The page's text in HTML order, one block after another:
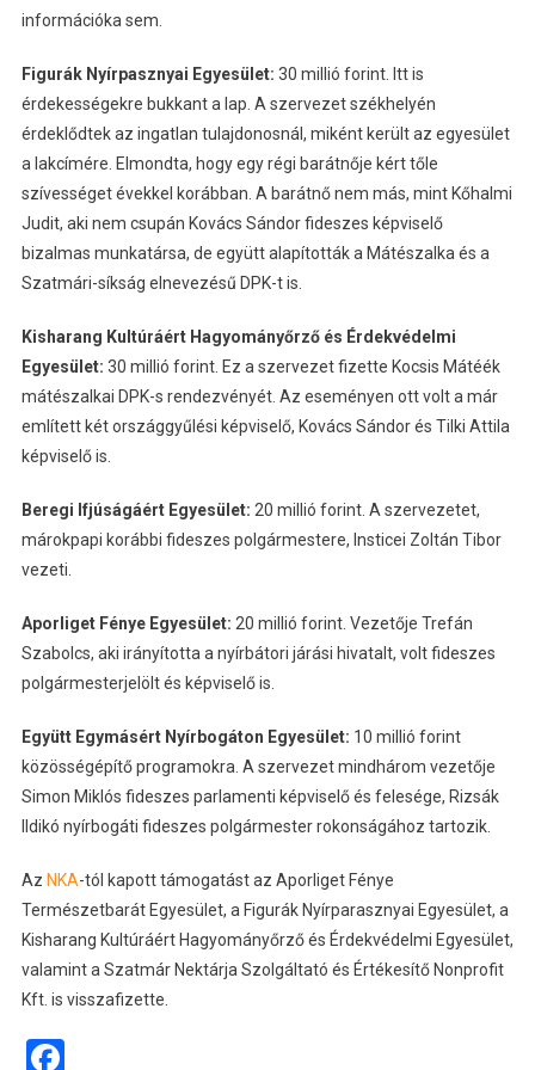
információka sem.
Figurák Nyírpasznyai Egyesület: 30 millió forint. Itt is
érdekességekre bukkant a lap. A szervezet székhelyén
érdeklődtek az ingatlan tulajdonosnál, miként került az egyesület
a lakcímére. Elmondta, hogy egy régi barátnője kért tőle
szívességet évekkel korábban. A barátnő nem más, mint Kőhalmi
Judit, aki nem csupán Kovács Sándor fideszes képviselő
bizalmas munkatársa, de együtt alapították a Mátészalka és a
Szatmári-síkság elnevezésű DPK-t is.
Kisharang Kultúráért Hagyományőrző és Érdekvédelmi
Egyesület: 30 millió forint. Ez a szervezet fizette Kocsis Mátéék
mátészalkai DPK-s rendezvényét. Az eseményen ott volt a már
említett két országgyűlési képviselő, Kovács Sándor és Tilki Attila
képviselő is.
Beregi Ifjúságáért Egyesület: 20 millió forint. A szervezetet,
márokpapi korábbi fideszes polgármestere, Insticei Zoltán Tibor
vezeti.
Aporliget Fénye Egyesület: 20 millió forint. Vezetője Trefán
Szabolcs, aki irányította a nyírbátori járási hivatalt, volt fideszes
polgármesterjelölt és képviselő is.
Együtt Egymásért Nyírbogáton Egyesület: 10 millió forint
közösségépítő programokra. A szervezet mindhárom vezetője
Simon Miklós fideszes parlamenti képviselő és felesége, Rizsák
Ildikó nyírbogáti fideszes polgármester rokonságához tartozik.
Az NKA-tól kapott támogatást az Aporliget Fénye
Természetbarát Egyesület, a Figurák Nyírparasznyai Egyesület, a
Kisharang Kultúráért Hagyományőrző és Érdekvédelmi Egyesület,
valamint a Szatmár Nektárja Szolgáltató és Értékesítő Nonprofit
Kft. is visszafizette.
Facebook